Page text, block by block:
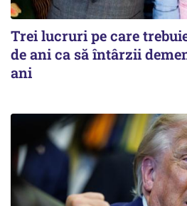
Trei lucruri pe care
de ani ca să întârzii
ani